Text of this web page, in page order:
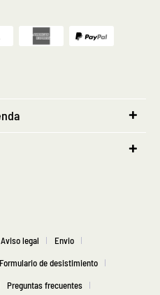
Aviso legal
Envio
Formulario de desistimiento
Preguntas frecuentes